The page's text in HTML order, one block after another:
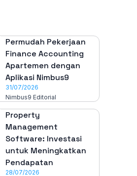
Permudah Pekerjaan
Finance Accounting
Apartemen dengan
Aplikasi Nimbus9
31/07/2026
Nimbus9 Editorial
Property
Management
Software: Investasi
untuk Meningkatkan
Pendapatan
28/07/2026